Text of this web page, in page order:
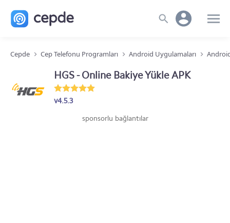
Cepde Cep Telefonu Programları Android Uygulamaları
HGS - Online Bakiye Yükle APK
v4.5.3
sponsorlu bağlantılar